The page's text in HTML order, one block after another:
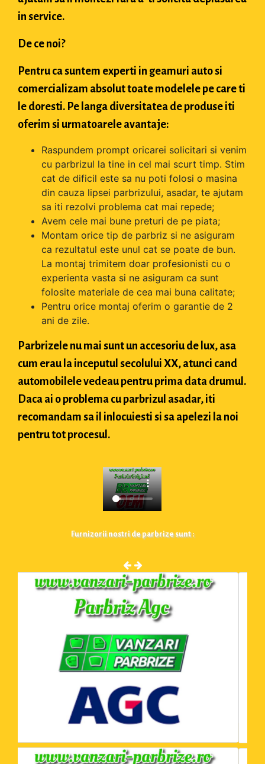
in service.
De ce noi?
Pentru ca suntem experti in geamuri auto si
comercializam absolut toate modelele pe care ti
le doresti. Pe langa diversitatea de produse iti
oferim si urmatoarele avantaje:
Raspundem prompt oricarei solicitari si venim
cu parbrizul la tine in cel mai scurt timp. Stim
cat de dificil este sa nu poti folosi o masina
din cauza lipsei parbrizului, asadar, te ajutam
sa iti rezolvi problema cat mai repede;
Avem cele mai bune preturi de pe piata;
Montam orice tip de parbriz si ne asiguram
ca rezultatul este unul cat se poate de bun.
La montaj trimitem doar profesionisti cu o
experienta vasta si ne asiguram ca sunt
folosite materiale de cea mai buna calitate;
Pentru orice montaj oferim o garantie de 2
ani de zile.
Parbrizele nu mai sunt un accesoriu de lux, asa
cum erau la inceputul secolului XX, atunci cand
automobilele vedeau pentru prima data drumul.
Daca ai o problema cu parbrizul asadar, iti
recomandam sa il inlocuiesti si sa apelezi la noi
pentru tot procesul.
Furnizorii nostri de parbrize sunt :